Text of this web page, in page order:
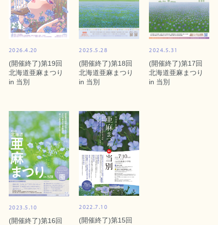
2026.4.20
(開催終了)第19回
北海道亜麻まつり
in 当別
2025.5.28
(開催終了)第18回
北海道亜麻まつり
in 当別
2024.5.31
(開催終了)第17回
北海道亜麻まつり
in 当別
2023.5.10
(開催終了)第16回
2022.7.10
(開催終了)第15回